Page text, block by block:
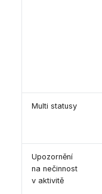
Multi statusy
Upozornění
na nečinnost
v aktivitě